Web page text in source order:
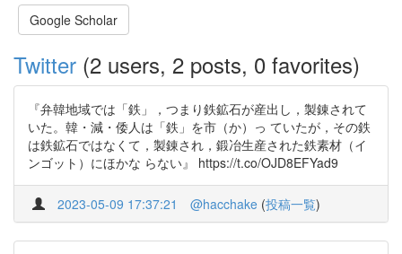
Google Scholar
Twitter (2 users, 2 posts, 0 favorites)
『弁韓地域では「鉄」，つまり鉄鉱石が産出し，製錬されて
いた。韓・減・倭人は「鉄」を市（か）っ ていたが，その鉄
は鉄鉱石ではなくて，製錬され，鍛冶生産された鉄素材（イ
ンゴット）にほかな らない』 https://t.co/OJD8EFYad9
2023-05-09 17:37:21 @hacchake (投稿一覧)